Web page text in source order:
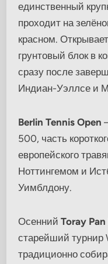
единственный
проходит на
красном.
грунтовый блок в
сразу после
Индиан-Уэллсе и
Berlin Tennis Open
500, часть
европейского
Ноттингемом и
Уимблдону.
ОсеннийToray
старейший турнир
традиционно